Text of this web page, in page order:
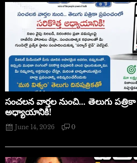
సంచలన వార్తల నుంచి… తెలుగు
అధ్యాయానికి!
June 14, 2026 0